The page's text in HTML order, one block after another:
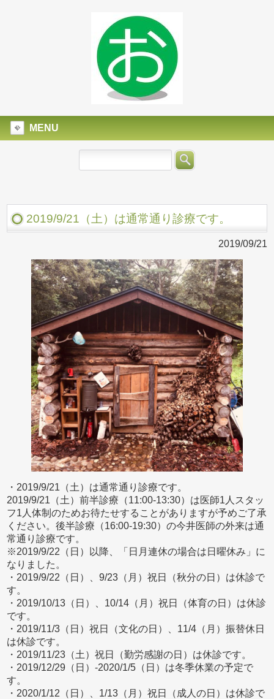
MENU
2019/9/21（土）は通常通り診療です。
2019/09/21
・2019/9/21（土）は通常通り診療です。
2019/9/21（土）前半診療（11:00-13:30）は医師1人スタッ
フ1人体制のためお待たせすることがありますが予めご了承
ください。後半診療（16:00-19:30）の今井医師の外来は通
常通り診療です。
※2019/9/22（日）以降、「日月連休の場合は日曜休み」に
なりました。
・2019/9/22（日）、9/23（月）祝日（秋分の日）は休診で
す。
・2019/10/13（日）、10/14（月）祝日（体育の日）は休診
です。
・2019/11/3（日）祝日（文化の日）、11/4（月）振替休日
は休診です。
・2019/11/23（土）祝日（勤労感謝の日）は休診です。
・2019/12/29（日）-2020/1/5（日）は冬季休業の予定で
す。
・2020/1/12（日）、1/13（月）祝日（成人の日）は休診で